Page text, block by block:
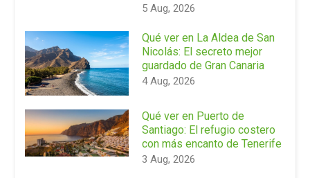
5 Aug, 2026
Qué ver en La Aldea de San
Nicolás: El secreto mejor
guardado de Gran Canaria
4 Aug, 2026
Qué ver en Puerto de
Santiago: El refugio costero
con más encanto de Tenerife
3 Aug, 2026